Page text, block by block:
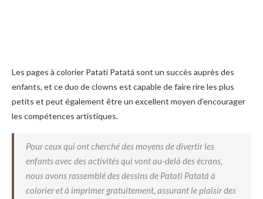
Les pages à colorier Patati Patatá sont un succès auprès des
enfants, et ce duo de clowns est capable de faire rire les plus
petits et peut également être un excellent moyen d’encourager
les compétences artistiques.
Pour ceux qui ont cherché des moyens de divertir les
enfants avec des activités qui vont au-delà des écrans,
nous avons rassemblé des dessins de Patati Patatá à
colorier et à imprimer gratuitement, assurant le plaisir des